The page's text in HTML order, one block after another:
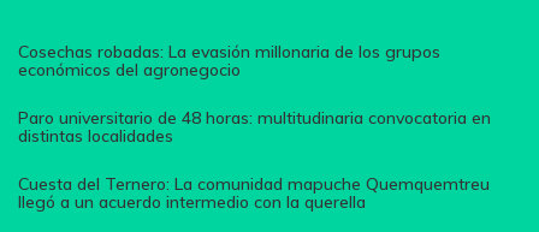
Cosechas robadas: La evasión millonaria de los grupos
económicos del agronegocio
Paro universitario de 48 horas: multitudinaria convocatoria en
distintas localidades
Cuesta del Ternero: La comunidad mapuche Quemquemtreu
llegó a un acuerdo intermedio con la querella